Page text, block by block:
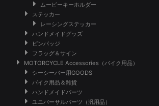
ムービーキーホルダー
ステッカー
レーシングステッカー
ハンドメイドグッズ
ピンバッジ
フラッグ＆サイン
MOTORCYCLE Accessories（バイク用品）
シーシーバー用GOODS
バイク用品＆雑貨
ハンドメイドパーツ
ユニバーサルパーツ（汎用品）